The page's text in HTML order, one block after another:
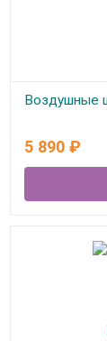
Воздушные
5 890 ₽